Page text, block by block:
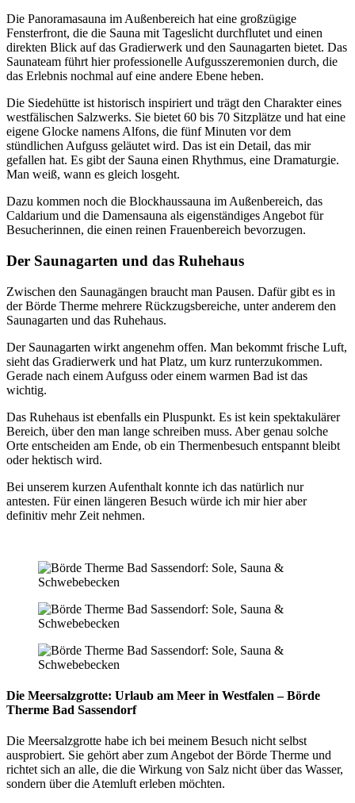
Die Panoramasauna im Außenbereich hat eine großzügige
Fensterfront, die die Sauna mit Tageslicht durchflutet und einen
direkten Blick auf das Gradierwerk und den Saunagarten bietet. Das
Saunateam führt hier professionelle Aufgusszeremonien durch, die
das Erlebnis nochmal auf eine andere Ebene heben.
Die Siedehütte ist historisch inspiriert und trägt den Charakter eines
westfälischen Salzwerks. Sie bietet 60 bis 70 Sitzplätze und hat eine
eigene Glocke namens Alfons, die fünf Minuten vor dem
stündlichen Aufguss geläutet wird. Das ist ein Detail, das mir
gefallen hat. Es gibt der Sauna einen Rhythmus, eine Dramaturgie.
Man weiß, wann es gleich losgeht.
Dazu kommen noch die Blockhaussauna im Außenbereich, das
Caldarium und die Damensauna als eigenständiges Angebot für
Besucherinnen, die einen reinen Frauenbereich bevorzugen.
Der Saunagarten und das Ruhehaus
Zwischen den Saunagängen braucht man Pausen. Dafür gibt es in
der Börde Therme mehrere Rückzugsbereiche, unter anderem den
Saunagarten und das Ruhehaus.
Der Saunagarten wirkt angenehm offen. Man bekommt frische Luft,
sieht das Gradierwerk und hat Platz, um kurz runterzukommen.
Gerade nach einem Aufguss oder einem warmen Bad ist das
wichtig.
Das Ruhehaus ist ebenfalls ein Pluspunkt. Es ist kein spektakulärer
Bereich, über den man lange schreiben muss. Aber genau solche
Orte entscheiden am Ende, ob ein Thermenbesuch entspannt bleibt
oder hektisch wird.
Bei unserem kurzen Aufenthalt konnte ich das natürlich nur
antesten. Für einen längeren Besuch würde ich mir hier aber
definitiv mehr Zeit nehmen.
Die Meersalzgrotte: Urlaub am Meer in Westfalen – Börde
Therme Bad Sassendorf
Die Meersalzgrotte habe ich bei meinem Besuch nicht selbst
ausprobiert. Sie gehört aber zum Angebot der Börde Therme und
richtet sich an alle, die die Wirkung von Salz nicht über das Wasser,
sondern über die Atemluft erleben möchten.